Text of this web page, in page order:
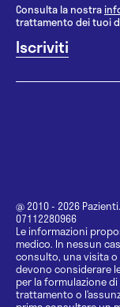
Consulta la nostra
trattamento dei tuoi
@ 2010 - 2026
07112280966
Le informazioni
medico. In nessun
consulto, una visita
devono considerare
per la formulazione
trattamento o